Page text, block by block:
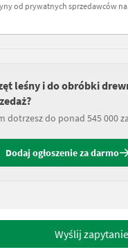
od prywatnych sprzedawców na
leśny i do obróbki
dotrzesz do ponad 545 000
Dodaj ogłoszenie za darmo
Wyślij zapytanie